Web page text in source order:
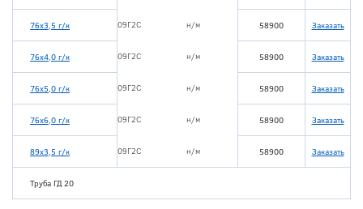
76х3,5 г/к 09Г2С н/м 58900 Заказать
76х4,0 г/к 09Г2С н/м 58900 Заказать
76х5,0 г/к 09Г2С н/м 58900 Заказать
76х6,0 г/к 09Г2С н/м 58900 Заказать
89х3,5 г/к 09Г2С н/м 58900 Заказать
Труба ГД 20